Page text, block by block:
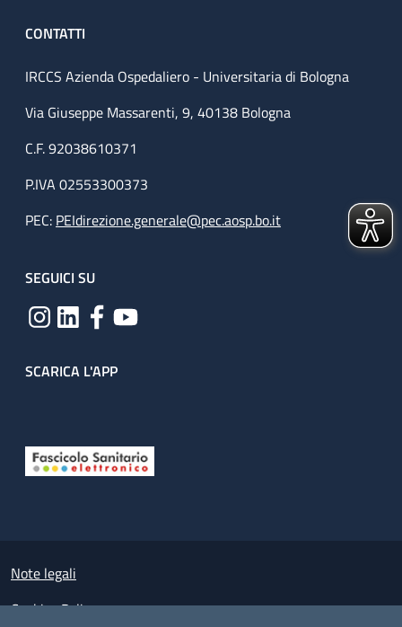
CONTATTI
IRCCS Azienda Ospedaliero - Universitaria di Bologna
Via Giuseppe Massarenti, 9, 40138 Bologna
C.F. 92038610371
P.IVA 02553300373
PEC: PEIdirezione.generale@pec.aosp.bo.it
SEGUICI SU
SCARICA L'APP
Small prints
Note legali
Cookies Policy